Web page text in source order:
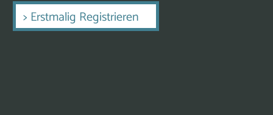
> Erstmalig Registrieren